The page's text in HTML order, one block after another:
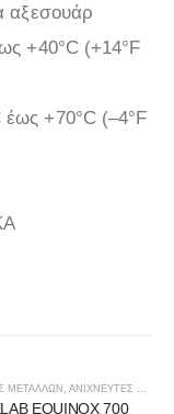
αξεσουάρ
+40°C (+14°F
+70°C (–4°F
,ΘΆΛΑΣΣΑ ΚΑΙ ΑΚΤΉ
ΜΕΤΑΛΛΩΝ ΑΝΙΧΝΕΥΤΈΣ ΧΡΥΣΟΎ
EQUINOX 700